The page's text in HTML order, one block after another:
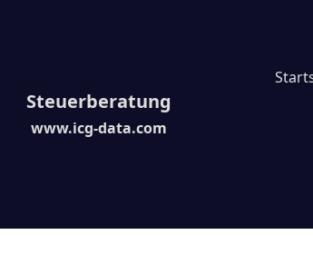
Steuerberatung
www.icg-data.com